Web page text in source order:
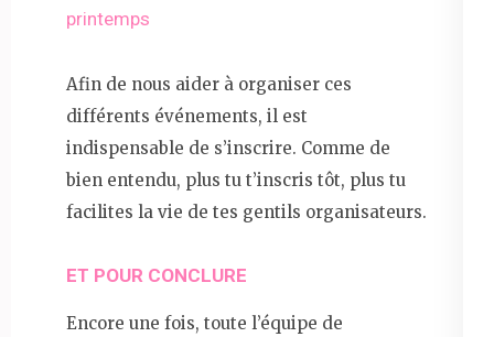
printemps
Afin de nous aider à organiser ces
différents événements, il est
indispensable de s’inscrire. Comme de
bien entendu, plus tu t’inscris tôt, plus tu
facilites la vie de tes gentils organisateurs.
ET POUR CONCLURE
Encore une fois, toute l’équipe de